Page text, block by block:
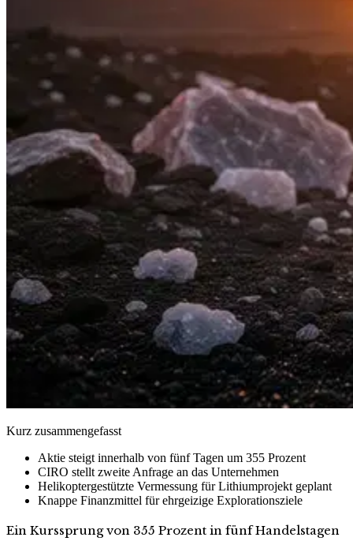
Kurz zusammengefasst
Aktie steigt innerhalb von fünf Tagen um 355 Prozent
CIRO stellt zweite Anfrage an das Unternehmen
Helikoptergestützte Vermessung für Lithiumprojekt geplant
Knappe Finanzmittel für ehrgeizige Explorationsziele
Ein Kurssprung von 355 Prozent in fünf Handelstagen